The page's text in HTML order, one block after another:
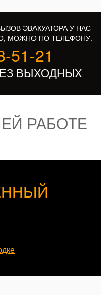
ЭВАКУАТОРА У НАС
МОЖНО ПО ТЕЛЕФОНУ.
51-21
ВЫХОДНЫХ
РАБОТЕ